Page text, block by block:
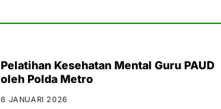
Pelatihan Kesehatan Mental Guru PAUD
oleh Polda Metro
6 JANUARI 2026